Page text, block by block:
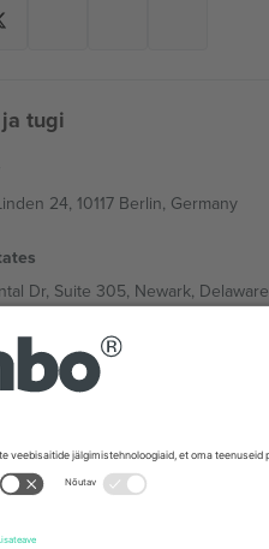
tugi
24, 10117 Berlin, Germany
Dr, Suite 305, Newark,
City West, bul Totleben 53-55, 1606
360, Roma Norte,
© 2026 Ticombo. Kõik õigused